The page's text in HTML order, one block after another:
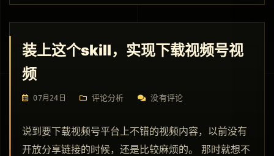
装上这个skill，实现下载视频号视
频
07月24日 评论分析 没有评论
说到要下载视频号平台上不错的视频内容，以前没有
开放分享链接的时候，还是比较麻烦的。 那时就想不